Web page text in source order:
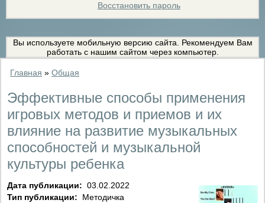
Восстановить пароль
Вы используете мобильную версию сайта. Рекомендуем Вам
работать с нашим сайтом через компьютер.
Главная » Общая
Эффективные способы применения
игровых методов и приемов и их
влияние на развитие музыкальных
способностей и музыкальной
культуры ребенка
Дата публикации: 03.02.2022
Тип публикации:
Методичка